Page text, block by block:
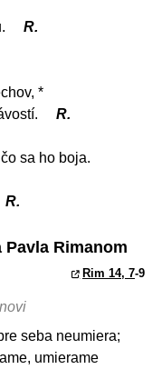
R.
*
R.
sa ho boja.
R.
Rimanom
Rim 14, 7-9
seba neumiera;
umierame